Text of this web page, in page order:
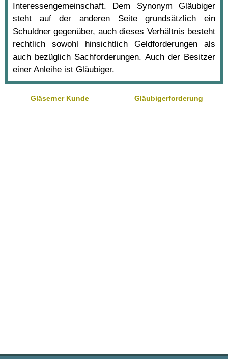
Interessengemeinschaft. Dem Synonym Gläubiger
steht auf der anderen Seite grundsätzlich ein
Schuldner gegenüber, auch dieses Verhältnis besteht
rechtlich sowohl hinsichtlich Geldforderungen als
auch bezüglich Sachforderungen. Auch der Besitzer
einer Anleihe ist Gläubiger.
Gläserner Kunde Gläubigerforderung